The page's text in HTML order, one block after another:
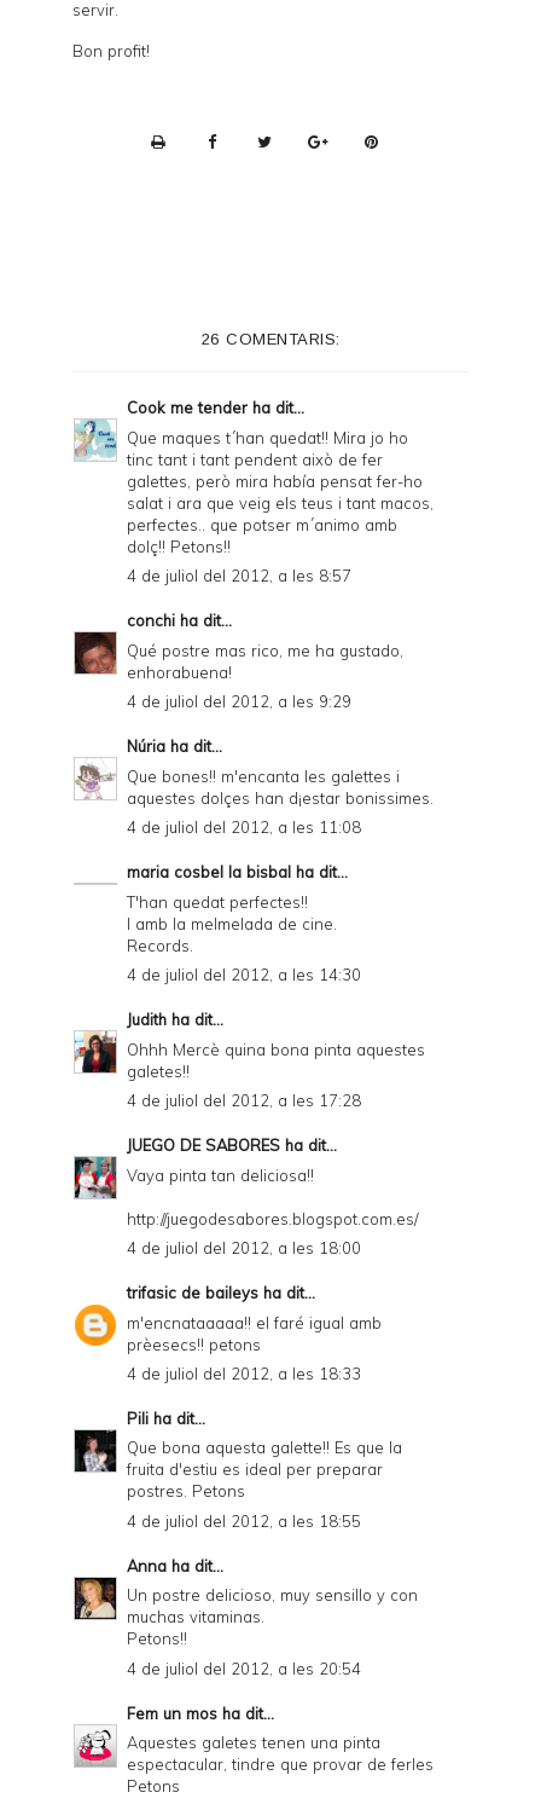
servir.
Bon profit!
e
n
d
y
a
d
P
D
F
26 COMENTARIS:
Cook me tender ha dit...
Que maques t´han quedat!! Mira jo ho
tinc tant i tant pendent això de fer
galettes, però mira había pensat fer-ho
salat i ara que veig els teus i tant macos,
perfectes.. que potser m´animo amb
dolç!! Petons!!
4 de juliol del 2012, a les 8:57
conchi ha dit...
Qué postre mas rico, me ha gustado,
enhorabuena!
4 de juliol del 2012, a les 9:29
Núria ha dit...
Que bones!! m'encanta les galettes i
aquestes dolçes han d¡estar bonissimes.
4 de juliol del 2012, a les 11:08
maria cosbel la bisbal ha dit...
T'han quedat perfectes!!
I amb la melmelada de cine.
Records.
4 de juliol del 2012, a les 14:30
Judith ha dit...
Ohhh Mercè quina bona pinta aquestes
galetes!!
4 de juliol del 2012, a les 17:28
JUEGO DE SABORES ha dit...
Vaya pinta tan deliciosa!!
http://juegodesabores.blogspot.com.es/
4 de juliol del 2012, a les 18:00
trifasic de baileys ha dit...
m'encnataaaaa!! el faré igual amb
prèesecs!! petons
4 de juliol del 2012, a les 18:33
Pili ha dit...
Que bona aquesta galette!! Es que la
fruita d'estiu es ideal per preparar
postres. Petons
4 de juliol del 2012, a les 18:55
Anna ha dit...
Un postre delicioso, muy sensillo y con
muchas vitaminas.
Petons!!
4 de juliol del 2012, a les 20:54
Fem un mos ha dit...
Aquestes galetes tenen una pinta
espectacular, tindre que provar de ferles
Petons